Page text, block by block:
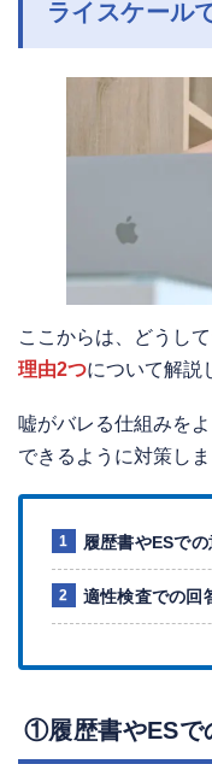
ライスケール
ここからは、どうして
理由2つについて解説
嘘がバレる仕組みを
できるように対策しま
履歴書やESで
適性検査での回
①履歴書やESで